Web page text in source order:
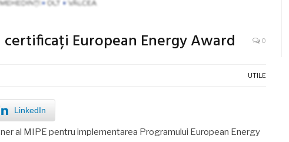
European Energy Award 0
UTILE
LinkedIn
al MIPE pentru implementarea Programului European Energy